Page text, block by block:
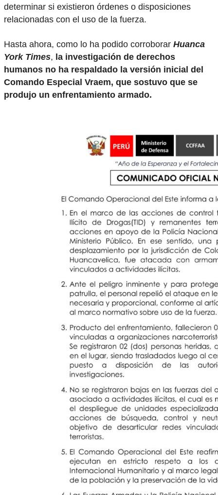
determinar si existieron órdenes o disposiciones
relacionadas con el uso de la fuerza.
Hasta ahora, como lo ha podido corroborar Huanca
York Times, la investigación de derechos
humanos no ha respaldado la versión inicial del
Comando Especial Vraem, que sostuvo que se
produjo un enfrentamiento armado.